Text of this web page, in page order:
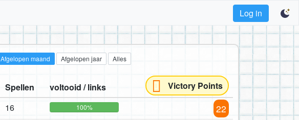
Log in
Afgelopen maand Afgelopen jaar Alles
Spellen voltooid / links
Victory Points
16 100% 22